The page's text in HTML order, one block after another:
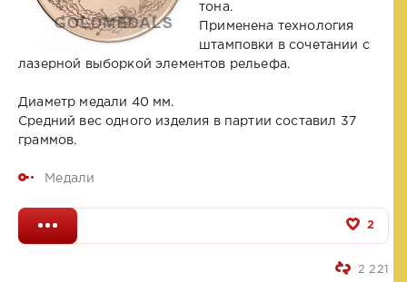
тона.
Применена технология
штамповки в сочетании с
лазерной выборкой элементов рельефа.
Диаметр медали 40 мм.
Средний вес одного изделия в партии составил 37
граммов.
Медали
2
2 221